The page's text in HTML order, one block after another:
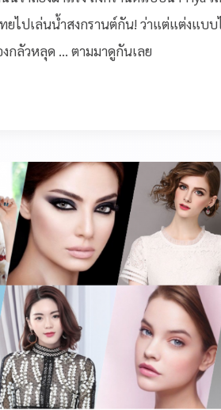
ยไปเล่นน้ำสงกรานต์กัน! ว่าแต่แต่งแบ
กลัวหลุด … ตามมาดูกันเลย